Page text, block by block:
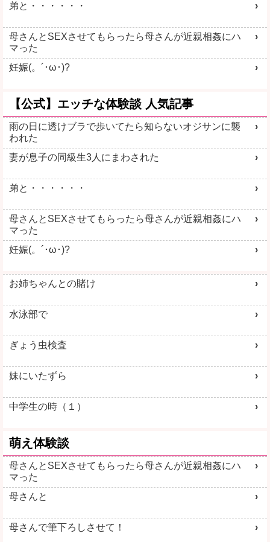
オナ配信中ー エログルLIVE
弟と・・・・・・
母さんとSEXさせてもらったら母さんが近親相姦にハ
マった
妊娠(。´･ω･)?
【公式】エッチな体験談 人気記事
雨の日に透けブラで歩いてたら知らないオジサンに襲
われた
妻が息子の同級生3人にまわされた
弟と・・・・・・
母さんとSEXさせてもらったら母さんが近親相姦にハ
マった
妊娠(。´･ω･)?
お姉ちゃんとの賭け
水泳部で
ぎょう虫検査
妹にいたずら
中学生の時（１）
萌え体験談
母さんとSEXさせてもらったら母さんが近親相姦にハ
マった
母さんと
母さんで筆下ろしさせて！